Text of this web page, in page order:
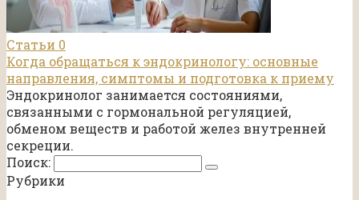
Статьи 0
Когда обращаться к эндокринологу: основные
направления, симптомы и подготовка к приему
Эндокринолог занимается состояниями,
связанными с гормональной регуляцией,
обменом веществ и работой желез внутренней
секреции.
Поиск:
Рубрики